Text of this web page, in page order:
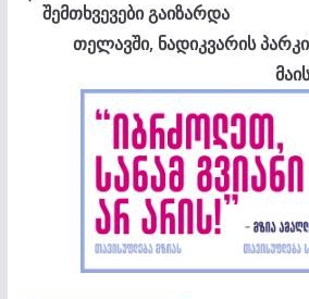
შემთხვევები გაიზარდა
თელავში, ნადიკვარის